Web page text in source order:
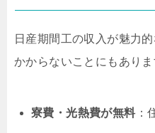
日産期間工の収入が魅力
かからないことにもありま
寮費・光熱費が無料：